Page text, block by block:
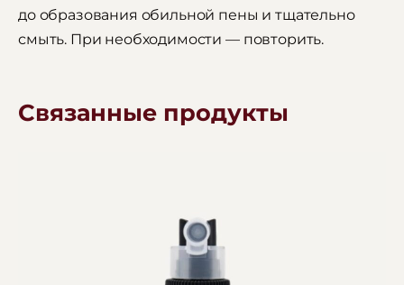
до образования обильной пены и тщательно
смыть. При необходимости — повторить.
Связанные продукты